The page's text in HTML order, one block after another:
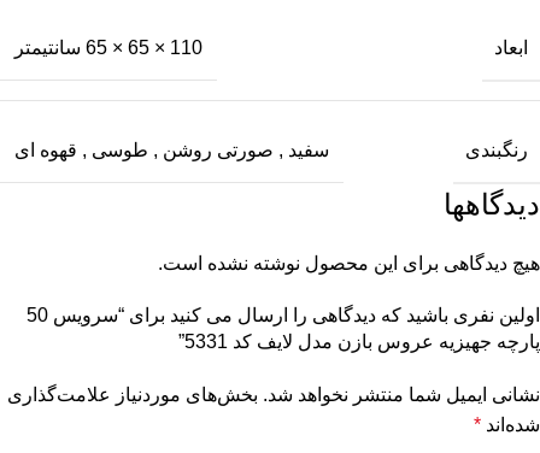
ابعاد 110 × 65 × 65 سانتیمتر
رنگبندی سفید , صورتی روشن , طوسی , قهوه ای
دیدگاهها
هیچ دیدگاهی برای این محصول نوشته نشده است.
اولین نفری باشید که دیدگاهی را ارسال می کنید برای “سرویس 50
پارچه جهیزیه عروس بازن مدل لایف کد 5331”
نشانی ایمیل شما منتشر نخواهد شد. بخش‌های موردنیاز علامت‌گذاری
شده‌اند *